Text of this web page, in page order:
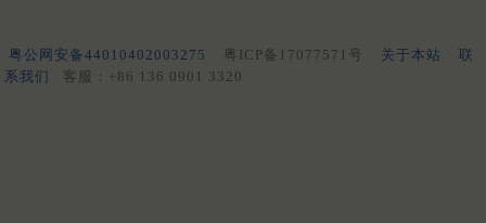
粤公网安备44010402003275 粤ICP备17077571号 关于本站
联
系我们
客服：+86 136 0901 3320